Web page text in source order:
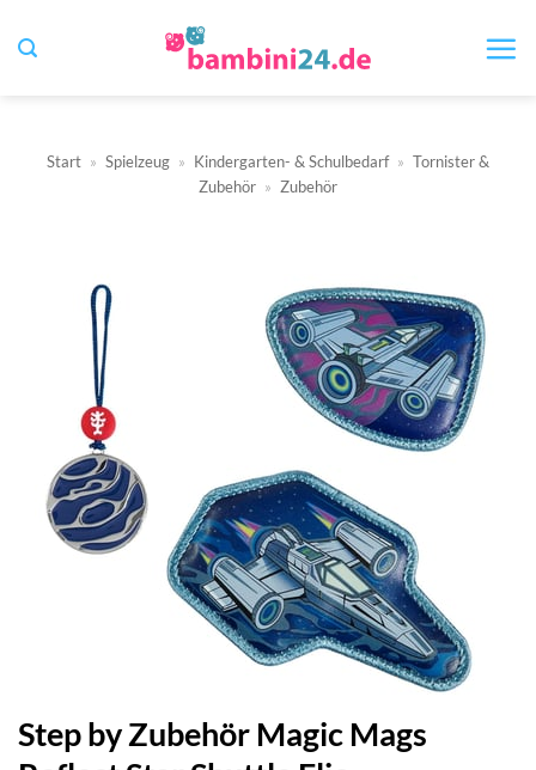
Inhalt
Start » Spielzeug » Kindergarten- & Schulbedarf » Tornister &
Zubehör » Zubehör
Step by Zubehör Magic Mags